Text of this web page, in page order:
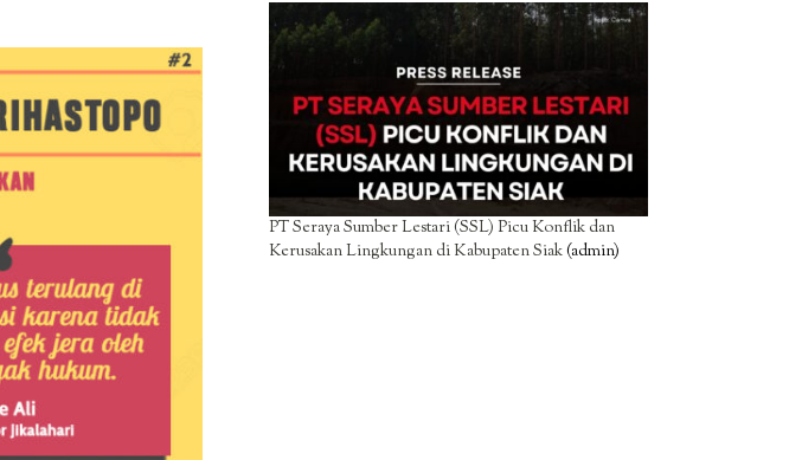
PT Seraya Sumber Lestari (SSL) Picu Konflik dan
Kerusakan Lingkungan di Kabupaten Siak(admin)